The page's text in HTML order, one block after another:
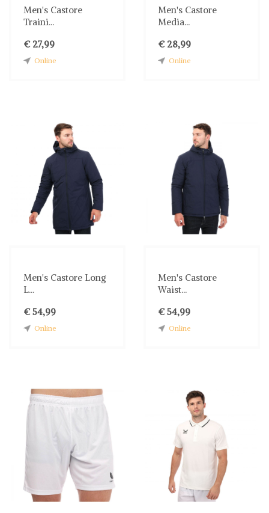
Men's Castore
Traini...
€ 27,99
Online
Men's Castore
Media...
€ 28,99
Online
Men's Castore Long
L...
€ 54,99
Online
Men's Castore
Waist...
€ 54,99
Online